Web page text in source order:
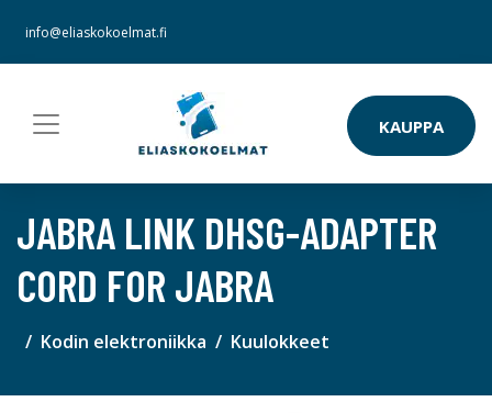
info@eliaskokoelmat.fi
KAUPPA
JABRA LINK DHSG-ADAPTER
CORD FOR JABRA
Kodin elektroniikka Kuulokkeet